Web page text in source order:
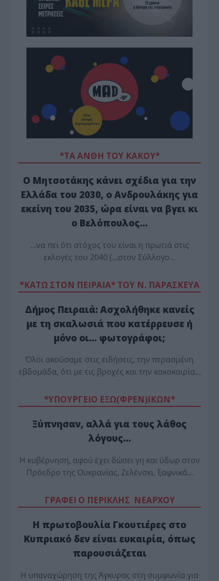
*ΤΑ ΆΝΘΗ ΤΟΥ ΚΑΚΟΎ*
Ο Μητσοτάκης κάνει σχέδια για την
Ελλάδα του 2030, ο Ανδρουλάκης για
εκείνη του 2035, ώρα είναι να βγει κι
ο Βελόπουλος…
…να πει ότι στόχος του είναι η πρωτιά στις
εκλογές του 2040 (…στον Σύλλογο…
*ΚΑΤΩ ΣΤΟΝ ΠΕΙΡΑΙΑ* ΤΟΥ Ν. ΠΑΡΑΣΚΕΥΑ
Δήμος Πειραιά: Ασχολήθηκε κανείς
με τη σκαλωσιά που κατέρρευσε ή
μόνο οι… φωτογράφοι;
Όλοι ακούσαμε στις ειδήσεις, την περασμένη
εβδομάδα, ότι με τις βροχές και την κακοκαιρία…
*ΥΠΟΥΡΓΕΙΟ ΕΞΩ(ΦΡΕΝ)ΙΚΩΝ*
Ξύπνησαν, αλλά για τους λάθος
λόγους…
Η κυβέρνηση, αφού έχει δώσει γη και ύδωρ στον
Πρόεδρο της Ουκρανίας, Ζελένσκι, ξαφνικά…
ΓΡΑΦΕΙ Ο ΠΕΡΙΚΛΗΣ ΝΕΑΡΧΟΥ
Η πρωτοβουλία Γκουτιέρες στο
Κυπριακό δεν είναι ευκαιρία, όπως
παρουσιάζεται
Η υπαναχώρηση της Άγκυρας στη συμφωνία για